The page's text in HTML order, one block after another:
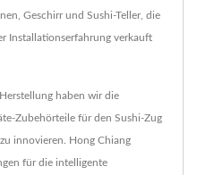
Geschirr und Sushi-Teller, die
Installationserfahrung verkauft
haben wir die
Zubehörteile für den Sushi-Zug
innovieren. Hong Chiang
für die intelligente